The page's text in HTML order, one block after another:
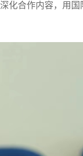
化合作内容，用